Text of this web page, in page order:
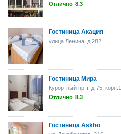
Отлично 8.3
Гостиница Акация
улица Ленина, д.282
Гостиница Мира
Курортный пр-т, д.75, корп.1
Отлично 8.3
Гостиница Askho